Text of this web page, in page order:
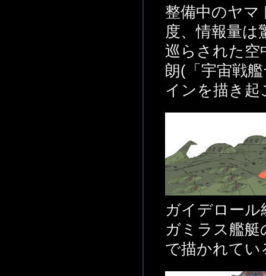
整備中のヤマ
度、情報量は
巡らされた空
朗(「宇宙戦
インを描き起
ガイデロール
ガミラス艦
で描かれて